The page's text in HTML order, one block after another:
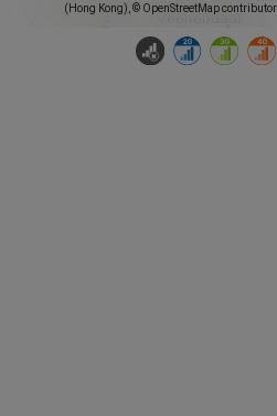
(Hong Kong), © OpenStreetMap